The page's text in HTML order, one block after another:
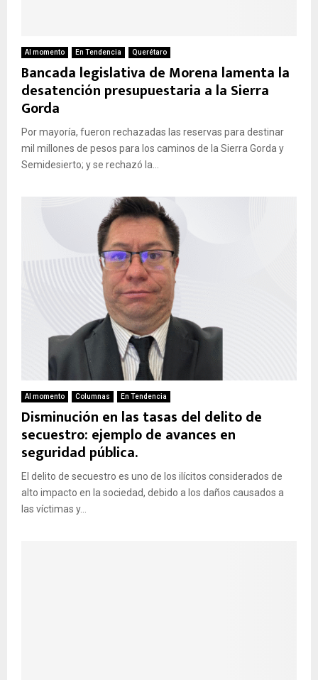
Al momento En Tendencia Querétaro
Bancada legislativa de Morena lamenta la
desatención presupuestaria a la Sierra
Gorda
Por mayoría, fueron rechazadas las reservas para destinar
mil millones de pesos para los caminos de la Sierra Gorda y
Semidesierto; y se rechazó la...
Al momento Columnas En Tendencia
Disminución en las tasas del delito de
secuestro: ejemplo de avances en
seguridad pública.
El delito de secuestro es uno de los ilícitos considerados de
alto impacto en la sociedad, debido a los daños causados a
las víctimas y...